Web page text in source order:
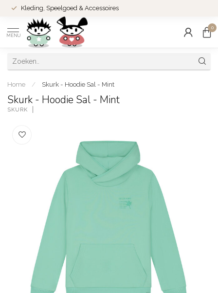
Kleding, Speelgoed & Accessoires
MENU
0
Home / Skurk - Hoodie Sal - Mint
Skurk - Hoodie Sal - Mint
SKURK